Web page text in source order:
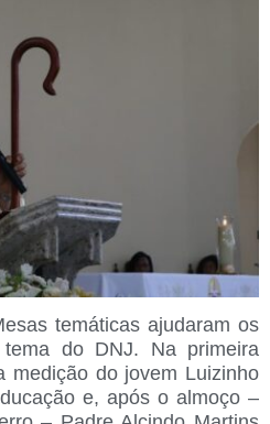
temáticas ajudaram os
do DNJ. Na primeira
medição do jovem Luizinho
e, após o almoço –